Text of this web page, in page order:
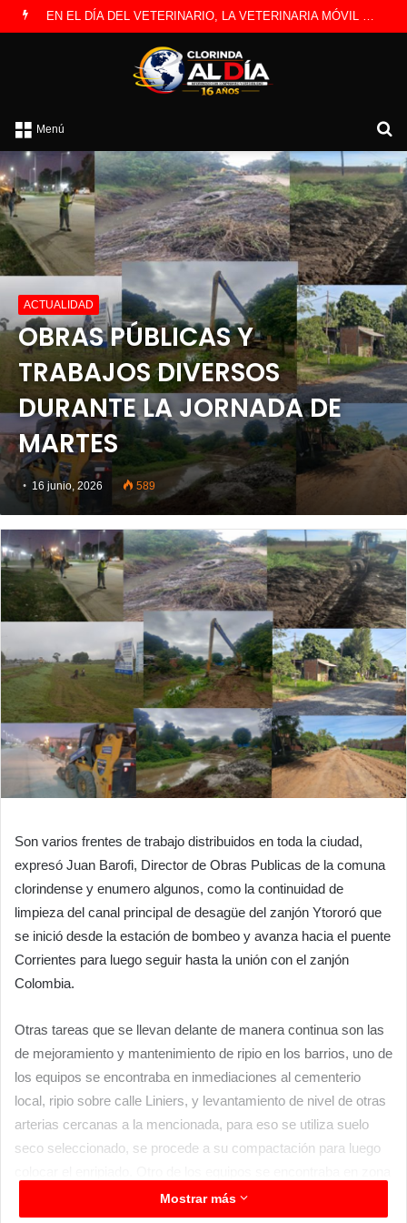
Menú
ACTUALIDAD
OBRAS PÚBLICAS Y
TRABAJOS DIVERSOS
DURANTE LA JORNADA DE
MARTES
16 junio, 2026 589
Son varios frentes de trabajo distribuidos en toda la ciudad,
expresó Juan Barofi, Director de Obras Publicas de la comuna
clorindense y enumero algunos, como la continuidad de
limpieza del canal principal de desagüe del zanjón Ytororó que
se inició desde la estación de bombeo y avanza hacia el puente
Corrientes para luego seguir hasta la unión con el zanjón
Colombia.
Otras tareas que se llevan delante de manera continua son las
de mejoramiento y mantenimiento de ripio en los barrios, uno de
los equipos se encontraba en inmediaciones al cementerio
local, ripio sobre calle Liniers, y levantamiento de nivel de otras
arterias cercanas a la mencionada, para eso se utiliza suelo
seco seleccionado, se procede a su compactación para luego
oeste sobre calle Pancho Bogarin.
Mostrar más